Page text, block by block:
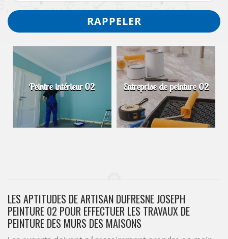
Peintre intérieur 02 Entreprise de peinture 02
LES APTITUDES DE ARTISAN DUFRESNE JOSEPH
PEINTURE 02 POUR EFFECTUER LES TRAVAUX DE
PEINTURE DES MURS DES MAISONS